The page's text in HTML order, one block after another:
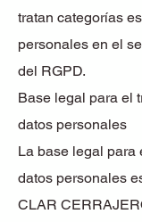
tratan categorías
personales en el
del RGPD.
Base legal para el
datos personales
La base legal para
datos personales
CLAR